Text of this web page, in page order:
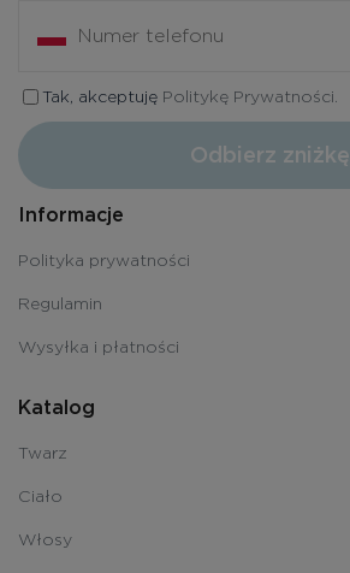
Tak, akceptuję Politykę Prywatności.
Odbierz zniżkę
Informacje
Polityka prywatności
Regulamin
Wysyłka i płatności
Katalog
Twarz
Ciało
Włosy